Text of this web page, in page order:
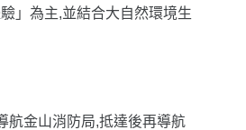
」為主,並結合大自然環境生
航金山消防局,抵達後再導航